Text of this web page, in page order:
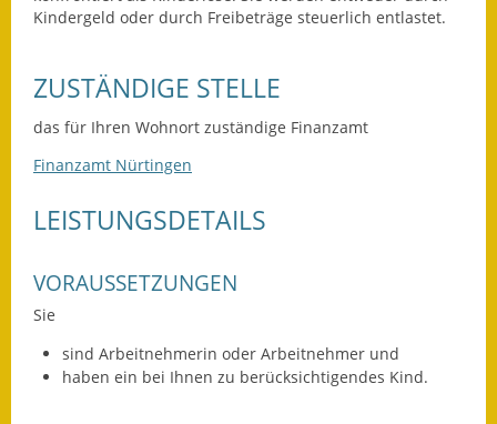
Straßenbau
Stellenausschreibungen
Kindergeld oder durch Freibeträge steuerlich entlastet.
ZUSTÄNDIGE STELLE
das für Ihren Wohnort zuständige Finanzamt
Finanzamt Nürtingen
LEISTUNGSDETAILS
VORAUSSETZUNGEN
Sie
sind Arbeitnehmerin oder Arbeitnehmer und
haben ein bei Ihnen zu berücksichtigendes Kind.